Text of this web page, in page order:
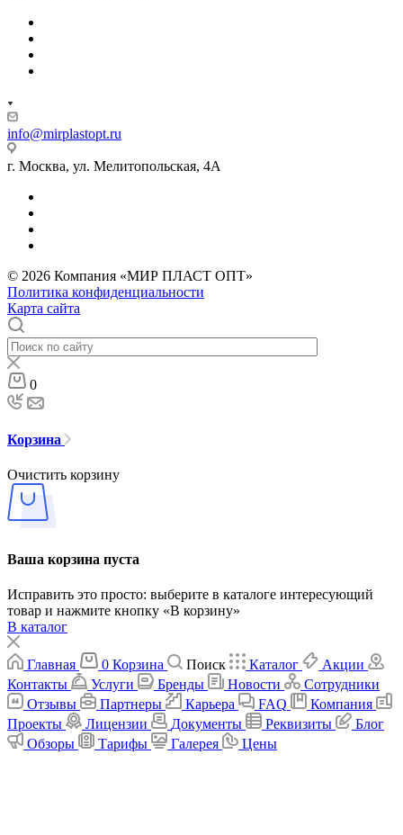
info@mirplastopt.ru
г. Москва, ул. Мелитопольская, 4А
© 2026 Компания «МИР ПЛАСТ ОПТ»
Политика конфиденциальности
Карта сайта
0
Корзина
Очистить корзину
Ваша корзина пуста
Исправить это просто: выберите в каталоге интересующий
товар и нажмите кнопку «В корзину»
В каталог
Главная 0 Корзина Поиск Каталог
Акции
Контакты
Услуги Бренды Новости
Сотрудники
Отзывы
Партнеры Карьера FAQ
Компания
Проекты
Лицензии Документы Реквизиты
Блог
Обзоры
Тарифы Галерея Цены